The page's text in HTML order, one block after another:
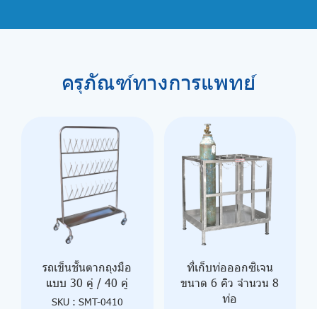
ครุภัณฑ์ทางการแพทย์
รถเข็นชั้นตากถุงมือ
แบบ 30 คู่ / 40 คู่
SKU : SMT-0410
ที่เก็บท่อออกซิเจน
ขนาด 6 คิว จำนวน 8
ท่อ